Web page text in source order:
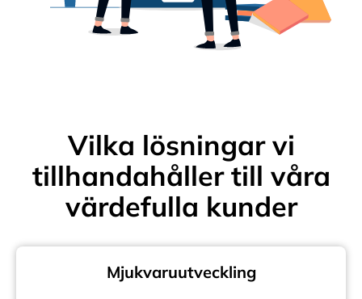
Vilka lösningar vi
tillhandahåller till våra
värdefulla kunder
Mjukvaruutveckling